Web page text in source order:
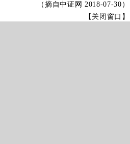
（摘自中证网 2018-07-30 ）
【关闭窗口】